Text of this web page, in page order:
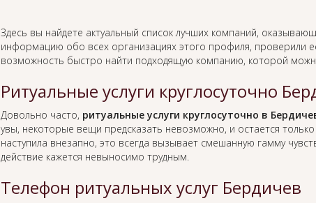
Здесь вы найдете актуальный список лучших компаний,
информацию обо всех организациях этого профиля, проверили
возможность быстро найти подходящую компанию, которой
Ритуальные услуги круглосуточно
Довольно часто, ритуальные услуги круглосуточно в
увы, некоторые вещи предсказать невозможно, и остается
наступила внезапно, это всегда вызывает смешанную гамму
действие кажется невыносимо трудным.
Телефон ритуальных услуг Бердичев